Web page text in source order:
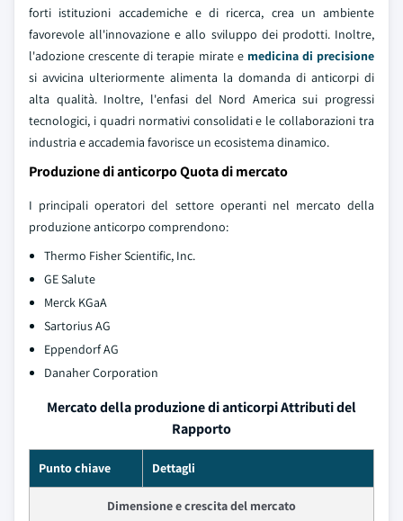
forti istituzioni accademiche e di ricerca, crea un ambiente
favorevole all'innovazione e allo sviluppo dei prodotti. Inoltre,
l'adozione crescente di terapie mirate e medicina di precisione
si avvicina ulteriormente alimenta la domanda di anticorpi di
alta qualità. Inoltre, l'enfasi del Nord America sui progressi
tecnologici, i quadri normativi consolidati e le collaborazioni tra
industria e accademia favorisce un ecosistema dinamico.
Produzione di anticorpo Quota di mercato
I principali operatori del settore operanti nel mercato della
produzione anticorpo comprendono:
Thermo Fisher Scientific, Inc.
GE Salute
Merck KGaA
Sartorius AG
Eppendorf AG
Danaher Corporation
Mercato della produzione di anticorpi Attributi del
Rapporto
Punto chiave Dettagli
Dimensione e crescita del mercato